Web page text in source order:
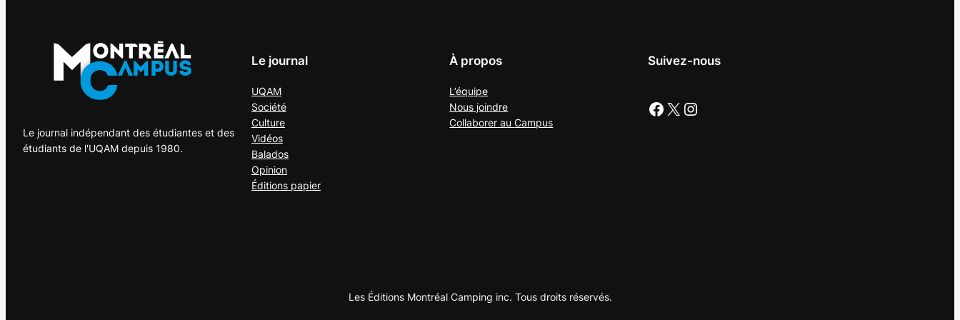
Le journal indépendant des étudiantes et des
étudiants de l'UQAM depuis 1980.
Le journal
UQAM
Société
Culture
Vidéos
Balados
Opinion
Éditions papier
À propos
L’équipe
Nous joindre
Collaborer auCampus
Suivez-nous
Facebook X Instagram
Les Éditions Montréal Camping inc. Tous droits réservés.